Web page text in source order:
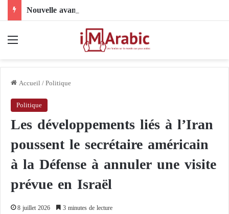
Accueil/Politique
Politique
Les développements liés à l’Iran
poussent le secrétaire américain
à la Défense à annuler une visite
prévue en Israël
8 juillet 2026 3 minutes de lecture